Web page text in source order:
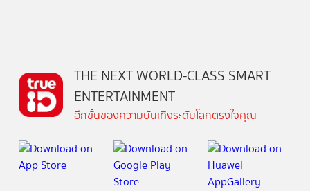
THE NEXT WORLD-CLASS SMART
ENTERTAINMENT
อีกขั้นของความบันเทิงระดับโลกตรงใจคุณ